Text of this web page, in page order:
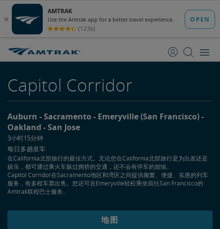
至
至
Capitol Corridor
Auburn Sacramento
Emeryville (San Francisco)
Oakland
San Jose
3小时15分钟
每日多趟发车
在California北部旅行的最佳方式。无论您在California北部旅行是为出差还是
娱乐，都可通过乘火车躲过拥挤的交通，还不会有停车的烦恼。
Capitol Corridor在Sacramento地区和湾区之间提供频繁、便捷、实惠的列车
服务，有多程车票出售。您还可在Emeryville轻松乘坐前往San Francisco的
Amtrak联程巴士服务。
地图